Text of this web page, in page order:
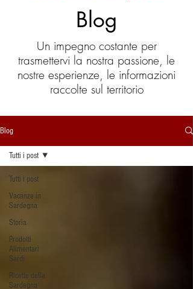
Blog
Un impegno costante per
trasmettervi la nostra passione, le
nostre esperienze, le informazioni
raccolte sul territorio
Blog
Tutti i post
Vacanze in
Sardegna
Storia
Prodotti
Alimentari
Sardi
Ricette della
Sardegna
Tutti i post